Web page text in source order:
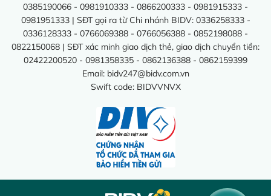
0385190066 - 0981910333 - 0866200333 - 0981915333 -
0981951333 | SĐT gọi ra từ Chi nhánh BIDV: 0336258333 -
0336128333 - 0766069388 - 0766056388 - 0852198088 -
0822150068 | SĐT xác minh giao dịch thẻ, giao dịch chuyển tiền:
02422200520 - 0981358335 - 0862136388 - 0862159399
Email: bidv247@bidv.com.vn
Swift code: BIDVVNVX